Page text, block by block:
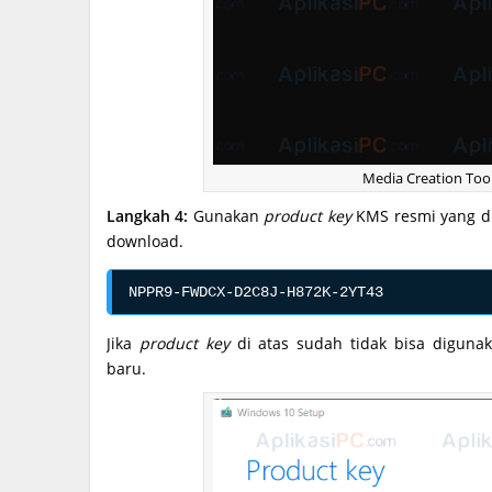
Media Creation
Langkah 4: Gunakan product keyKMS resmi yang
download.
NPPR9-FWDCX-D2C8J-H872K-2YT43
Jika product keydi atas sudah tidak bisa
baru.